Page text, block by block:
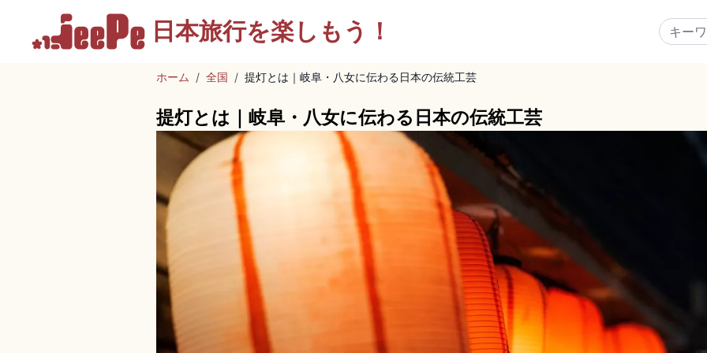
日本旅行を楽しもう！
ホーム / 全国 / 提灯とは｜岐阜・八女に伝わる日本の伝統工芸
提灯とは｜岐阜・八女に伝わる日本の伝統工芸